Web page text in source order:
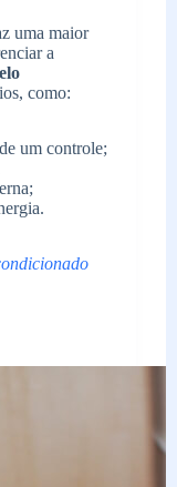
uma maior
a
como:
um controle;